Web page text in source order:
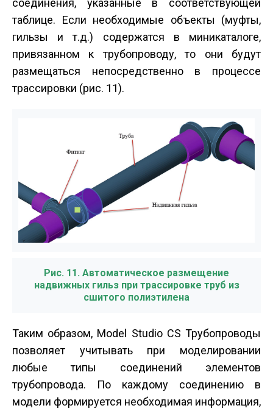
соединения, указанные в соответствующей
таблице. Если необходимые объекты (муфты,
гильзы и т.д.) содержатся в мини­каталоге,
привязанном к трубопроводу, то они будут
размещаться непосредственно в процессе
трассировки (рис. 11).
Рис. 11. Автоматическое размещение
надвижных гильз при трассировке труб из
сшитого полиэтилена
Таким образом, Model Studio CS Трубопроводы
позволяет учитывать при моделировании
любые типы соединений элементов
трубопровода. По каждому соединению в
модели формируется необходимая информация,